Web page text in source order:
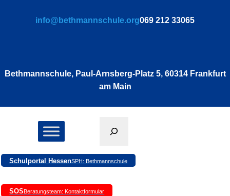
info@bethmannschule.org069 212 33065
Bethmannschule, Paul-Arnsberg-Platz 5, 60314 Frankfurt
am Main
Schulportal HessenSPH: Bethmannschule
SOSBeratungsteam: Kontaktformular